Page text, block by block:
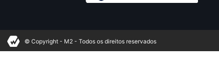
© Copyright - M2 - Todos os direitos reservados